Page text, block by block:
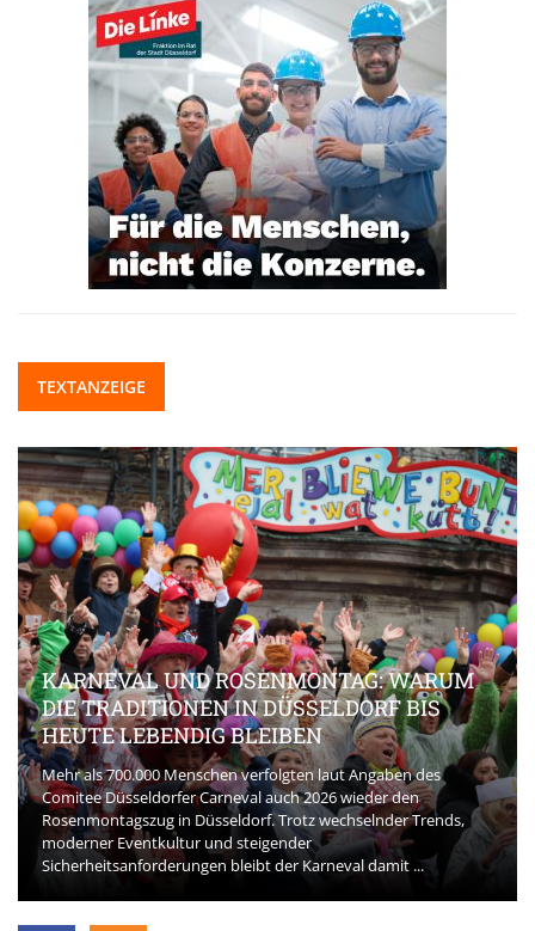
TEXTANZEIGE
KARNEVAL UND ROSENMONTAG: WARUM
DIE TRADITIONEN IN DÜSSELDORF BIS
HEUTE LEBENDIG BLEIBEN
Mehr als 700.000 Menschen verfolgten laut Angaben des
Comitee Düsseldorfer Carneval auch 2026 wieder den
Rosenmontagszug in Düsseldorf. Trotz wechselnder Trends,
moderner Eventkultur und steigender
Sicherheitsanforderungen bleibt der Karneval damit ...